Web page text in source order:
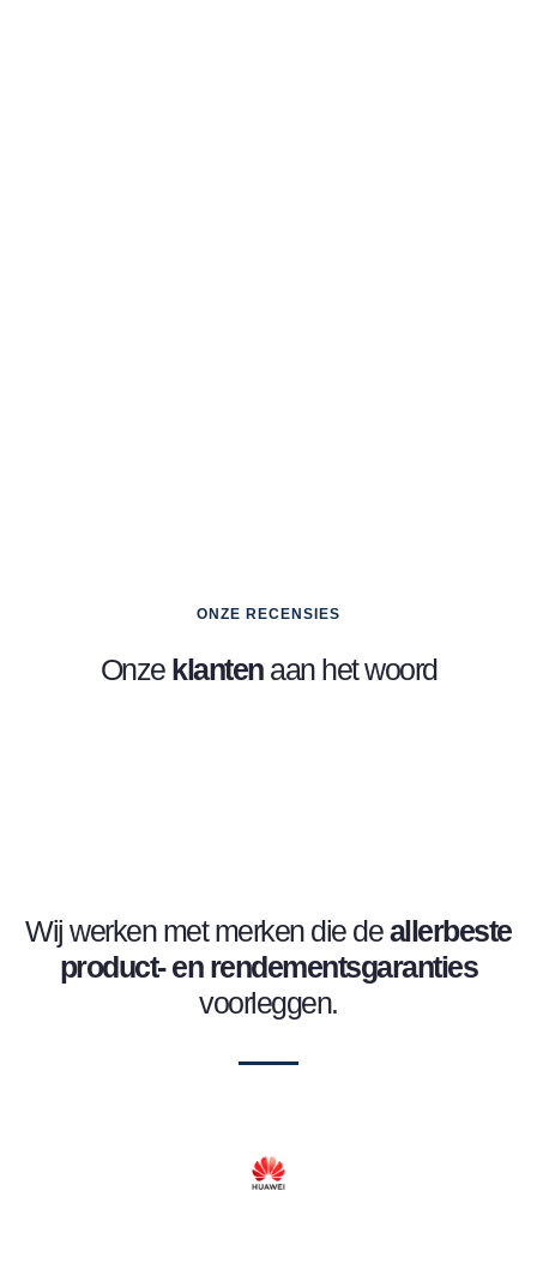
ONZE RECENSIES
Onze klantenaan het woord
Wij werken met merken die deallerbeste
product- en rendementsgaranties
voorleggen.